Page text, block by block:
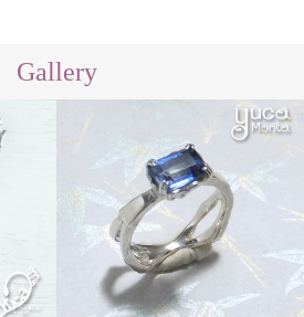
Gallery
Order